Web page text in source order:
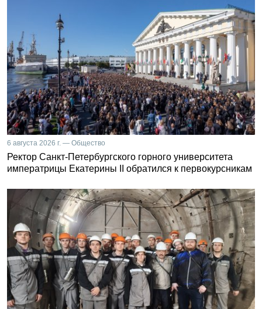
6 августа 2026 г. — Общество
Ректор Санкт-Петербургского горного университета
императрицы Екатерины II обратился к первокурсникам